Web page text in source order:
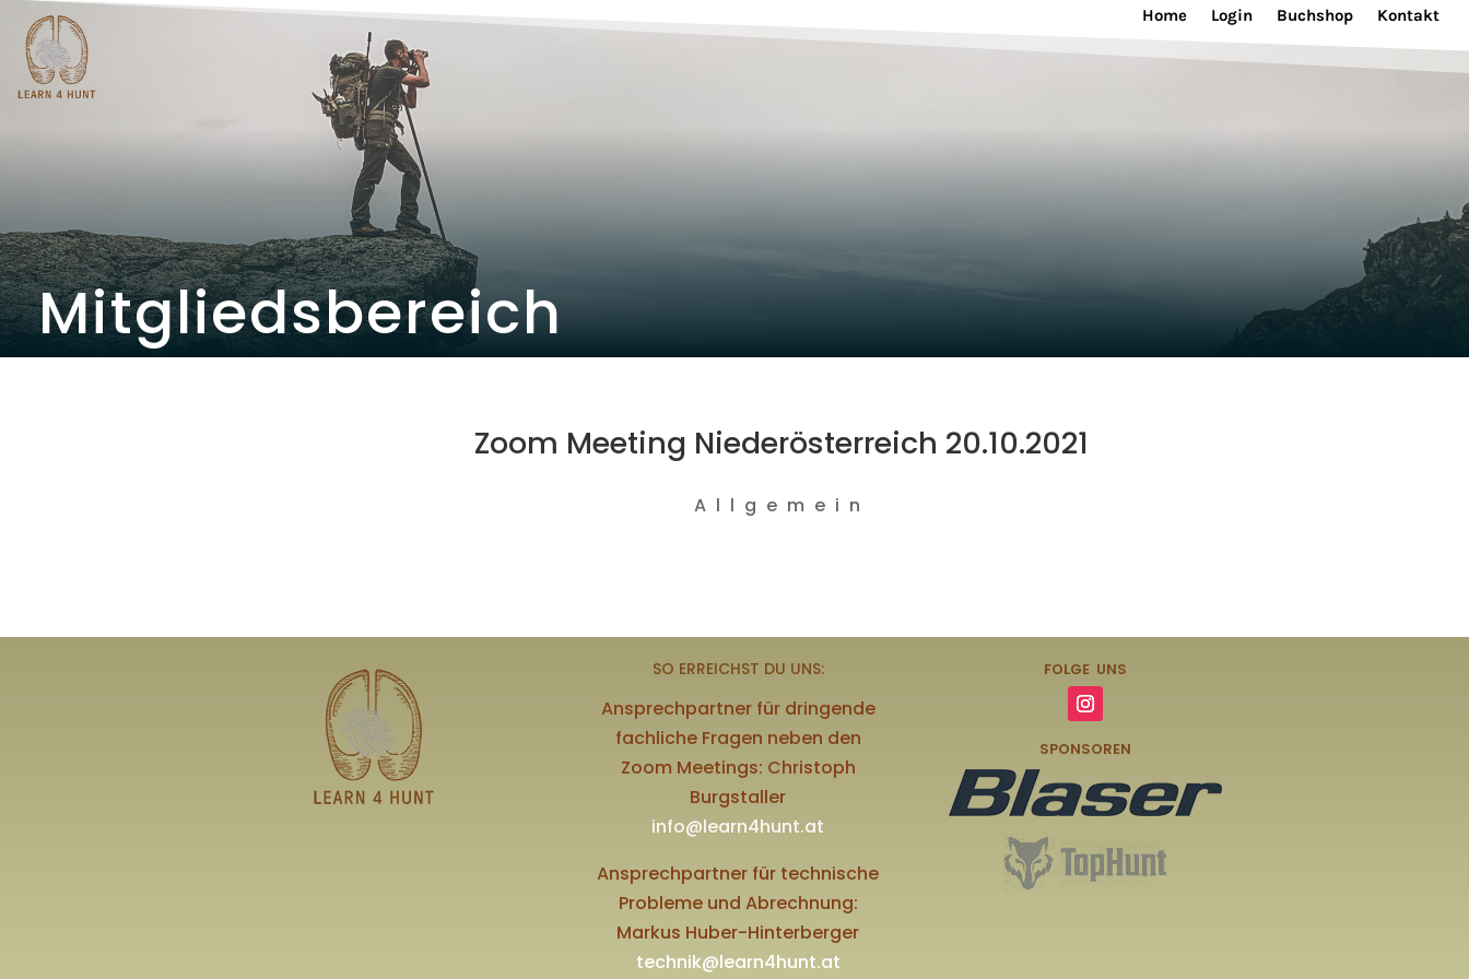
Mitgliedsbereich
Home Login Buchshop Kontakt
Zoom Meeting Niederösterreich 20.10.2021
Allgemein
SO ERREICHST DU UNS:
Ansprechpartner für dringende
fachliche Fragen neben den
Zoom Meetings: Christoph
Burgstaller
info@learn4hunt.at
Ansprechpartner für technische
Probleme und Abrechnung:
Markus Huber-Hinterberger
technik@learn4hunt.at
FOLGE UNS
SPONSOREN